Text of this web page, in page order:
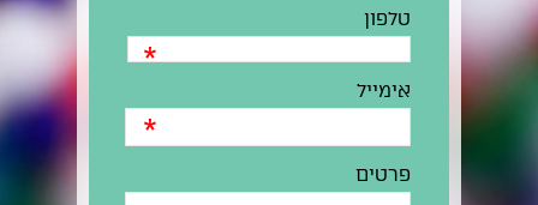
טלפון
*
אימייל
*
פרטים